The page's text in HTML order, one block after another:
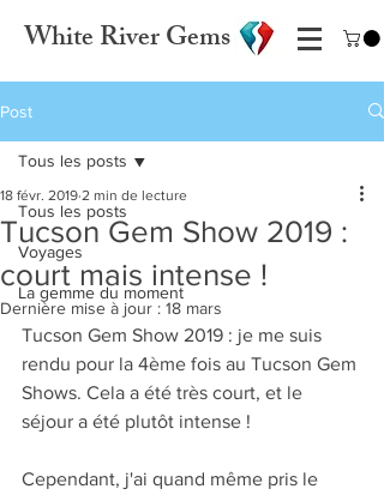
White River Gems
Post
Tous les posts
Voyages
La gemme du moment
Tous les posts
Tucson Gem Show 2019 :
court mais intense !
18 févr. 2019 2 min de lecture
Dernière mise à jour : 18 mars
Tucson Gem Show 2019 : je me suis
rendu pour la 4ème fois au Tucson Gem
Shows. Cela a été très court, et le
séjour a été plutôt intense !
Cependant, j'ai quand même pris le